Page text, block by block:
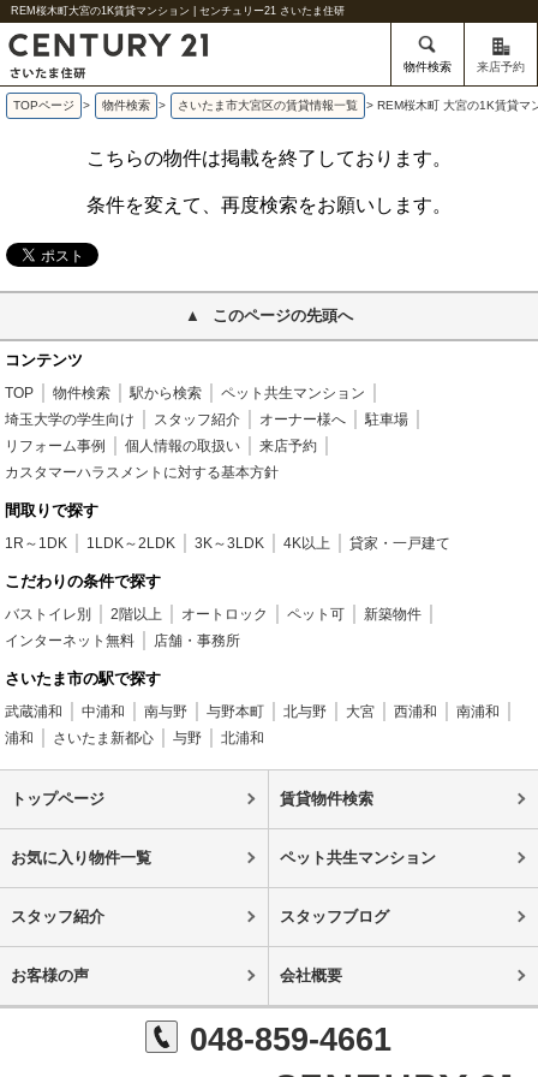
REM桜木町大宮の1K賃貸マンション | センチュリー21 さいたま住研
物件検索 来店予約
TOPページ > 物件検索 > さいたま市大宮区の賃貸情報一覧 > REM桜木町 大宮の1K賃貸マ
こちらの物件は掲載を終了しております。
条件を変えて、再度検索をお願いします。
このページの先頭へ
コンテンツ
TOP 物件検索 駅から検索
ペット共生マンション
埼玉大学の学生向け
スタッフ紹介 オーナー様へ
駐車場
リフォーム事例
個人情報の取扱い
来店予約
カスタマーハラスメントに対する基本方針
間取りで探す
1R～1DK 1LDK～2LDK 3K～3LDK 4K以上 貸家・一戸建て
こだわりの条件で探す
バストイレ別 2階以上 オートロック ペット可
新築物件
インターネット無料
店舗・事務所
さいたま市の駅で探す
武蔵浦和 中浦和 南与野 与野本町 北与野 大宮 西浦和
南浦和
浦和
さいたま新都心 与野 北浦和
トップページ 賃貸物件検索
お気に入り物件一覧 ペット共生マンション
スタッフ紹介 スタッフブログ
お客様の声 会社概要
048-859-4661